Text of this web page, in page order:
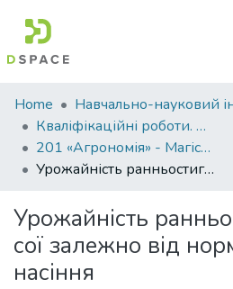
Communities
&
Collections
All of DSpace
Statistics
Home
Кваліфікаційні роботи. ННІ агротехнологій, селекції та екології
201 «Агрономія» - Магістри 2024-2025
Урожайність ранньостиглих сортів сої залежно від норми висіву насіння
Урожайність
сої залежно від
насіння